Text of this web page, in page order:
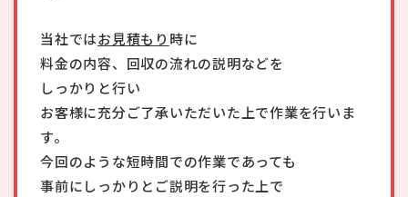
当社ではお見積もり 時に
料金の内容、回収の流れの説明などを
しっかりと行い
お客様に充分ご了承いただいた上で作業を行いま
す。
今回のような短時間での作業であっても
事前にしっかりとご説明を行った上で